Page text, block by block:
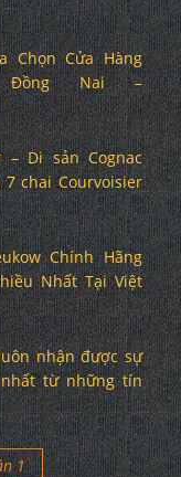
Chọn Cửa Hàng
Đồng Nai –
– Di sản Cognac
chai Courvoisier
Chính Hãng
Nhất Tại Việt
nhận được sự
từ những tín
1